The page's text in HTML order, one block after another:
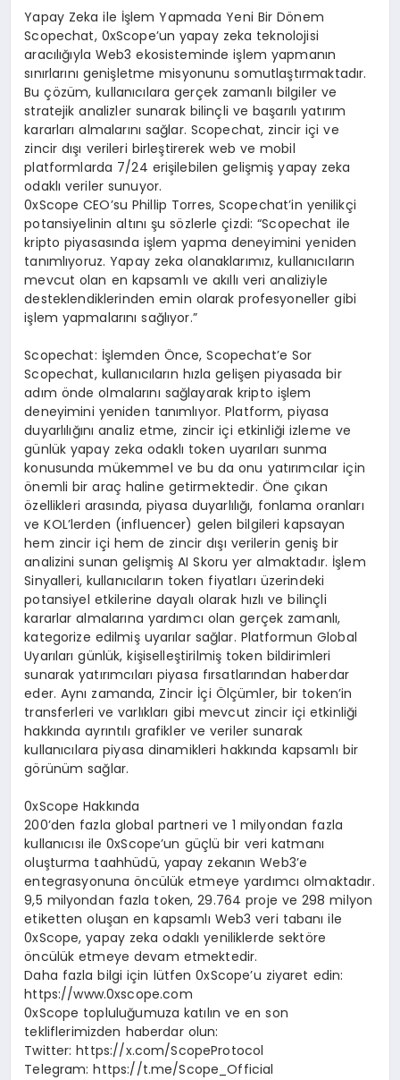
Yapay Zeka ile İşlem Yapmada Yeni Bir Dönem
Scopechat, 0xScope’un yapay zeka teknolojisi
aracılığıyla Web3 ekosisteminde işlem yapmanın
sınırlarını genişletme misyonunu somutlaştırmaktadır.
Bu çözüm, kullanıcılara gerçek zamanlı bilgiler ve
stratejik analizler sunarak bilinçli ve başarılı yatırım
kararları almalarını sağlar. Scopechat, zincir içi ve
zincir dışı verileri birleştirerek web ve mobil
platformlarda 7/24 erişilebilen gelişmiş yapay zeka
odaklı veriler sunuyor.
0xScope CEO’su Phillip Torres, Scopechat’in yenilikçi
potansiyelinin altını şu sözlerle çizdi: “Scopechat ile
kripto piyasasında işlem yapma deneyimini yeniden
tanımlıyoruz. Yapay zeka olanaklarımız, kullanıcıların
mevcut olan en kapsamlı ve akıllı veri analiziyle
desteklendiklerinden emin olarak profesyoneller gibi
işlem yapmalarını sağlıyor.”
Scopechat: İşlemden Önce, Scopechat’e Sor
Scopechat, kullanıcıların hızla gelişen piyasada bir
adım önde olmalarını sağlayarak kripto işlem
deneyimini yeniden tanımlıyor. Platform, piyasa
duyarlılığını analiz etme, zincir içi etkinliği izleme ve
günlük yapay zeka odaklı token uyarıları sunma
konusunda mükemmel ve bu da onu yatırımcılar için
önemli bir araç haline getirmektedir. Öne çıkan
özellikleri arasında, piyasa duyarlılığı, fonlama oranları
ve KOL’lerden (influencer) gelen bilgileri kapsayan
hem zincir içi hem de zincir dışı verilerin geniş bir
analizini sunan gelişmiş AI Skoru yer almaktadır. İşlem
Sinyalleri, kullanıcıların token fiyatları üzerindeki
potansiyel etkilerine dayalı olarak hızlı ve bilinçli
kararlar almalarına yardımcı olan gerçek zamanlı,
kategorize edilmiş uyarılar sağlar. Platformun Global
Uyarıları günlük, kişiselleştirilmiş token bildirimleri
sunarak yatırımcıları piyasa fırsatlarından haberdar
eder. Aynı zamanda, Zincir İçi Ölçümler, bir token’in
transferleri ve varlıkları gibi mevcut zincir içi etkinliği
hakkında ayrıntılı grafikler ve veriler sunarak
kullanıcılara piyasa dinamikleri hakkında kapsamlı bir
görünüm sağlar.
0xScope Hakkında
200’den fazla global partneri ve 1 milyondan fazla
kullanıcısı ile 0xScope’un güçlü bir veri katmanı
oluşturma taahhüdü, yapay zekanın Web3’e
entegrasyonuna öncülük etmeye yardımcı olmaktadır.
9,5 milyondan fazla token, 29.764 proje ve 298 milyon
etiketten oluşan en kapsamlı Web3 veri tabanı ile
0xScope, yapay zeka odaklı yeniliklerde sektöre
öncülük etmeye devam etmektedir.
Daha fazla bilgi için lütfen 0xScope’u ziyaret edin:
https://www.0xscope.com
0xScope topluluğumuza katılın ve en son
tekliflerimizden haberdar olun:
Twitter: https://x.com/ScopeProtocol
Telegram: https://t.me/Scope_Official